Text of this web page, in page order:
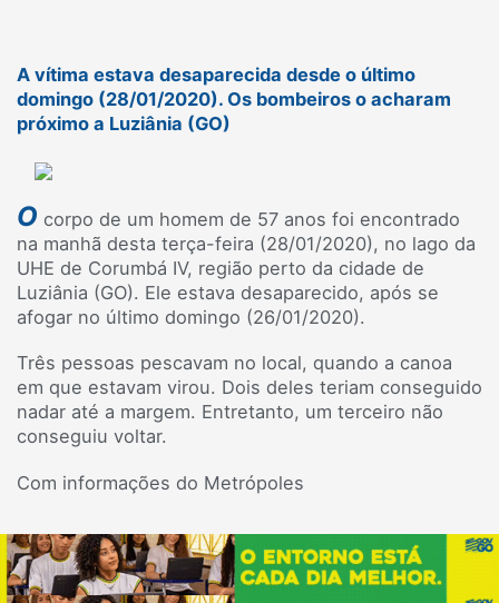
A vítima estava desaparecida desde o último
domingo (28/01/2020). Os bombeiros o acharam
próximo a Luziânia (GO)
O corpo de um homem de 57 anos foi encontrado
na manhã desta terça-feira (28/01/2020), no lago da
UHE de Corumbá IV, região perto da cidade de
Luziânia (GO). Ele estava desaparecido, após se
afogar no último domingo (26/01/2020).
Três pessoas pescavam no local, quando a canoa
em que estavam virou. Dois deles teriam conseguido
nadar até a margem. Entretanto, um terceiro não
conseguiu voltar.
Com informações do Metrópoles